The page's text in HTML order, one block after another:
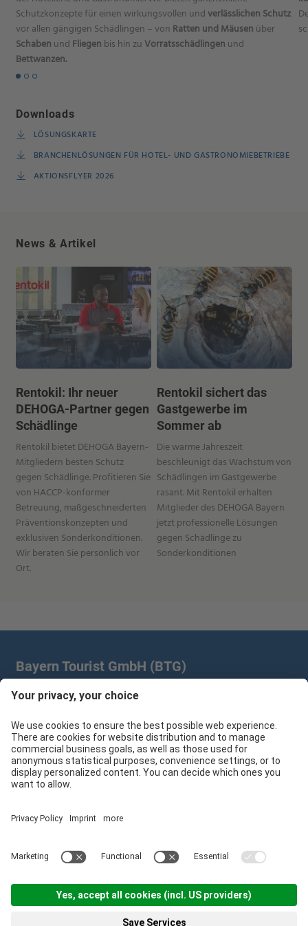
Schutzkonzepte für einen wirkungsvollen und verlässlichen Schutz
vor allen gängigen Schädlingen – von Ratten und Mäusen über
Schaben und Fliegen bis hin zu Vorratsschädlingen und
Bettwanzen.
Downloads
LÖSUNGSKARTE
BRANCHENLÖSUNGEN FÜR HOTEL- UND GASTRONOMIEBETRIEBE
AKTIONSFLYER 2026
News & Artikel
Rentokil: Ihr neuer
DEHOGA-Partner gegen
Schädlinge
Rentokil bietet DEHOGA Bayern-
Mitgliedern besten Schutz
gegen Schädlinge. Profitieren Sie
von HACCP-konformer
Betreuung, maßgeschneiderten
Präventionskonzepten und
exklusiven Sonderkonditionen.
Wir beraten Sie persönlich vor
Ort.
Rentokil sichert das
Gastgewerbe im
Sommer ab
Die warme Jahreszeit
beschleunigt das Wachstum von
Schädlingen im Gastgewerbe
rasant. Mit Rentokil erhalten
Mitglieder des DEHOGA Bayern
jetzt professionelle Lösungen
gegen Schädlinge zu
Sonderkonditionen
Bayern Tourist GmbH (BTG)
Prinz-Ludwig-Palais | Türkenstr. 7 | 80333 München
branchenpartner@btg-service.de
Bayern Tourist GmbH (BTG) Sitemap
Impressum
Datenschutzerklärung
Cookie-Einstellungen produced by